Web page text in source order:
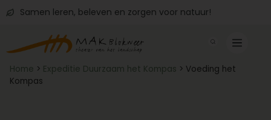
Samen leren, beleven en zorgen voor natuur!
Home > Expeditie Duurzaam het Kompas > Voeding het
Kompas